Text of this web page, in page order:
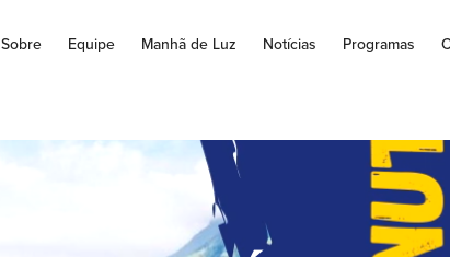
Sobre Equipe Manhã de Luz Notícias Programas